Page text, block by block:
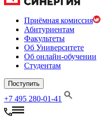
Приёмная комиссия
Абитуриентам
Факультеты
Об Университете
Об онлайн-обучении
Студентам
Поступить
+7 495 280-01-41